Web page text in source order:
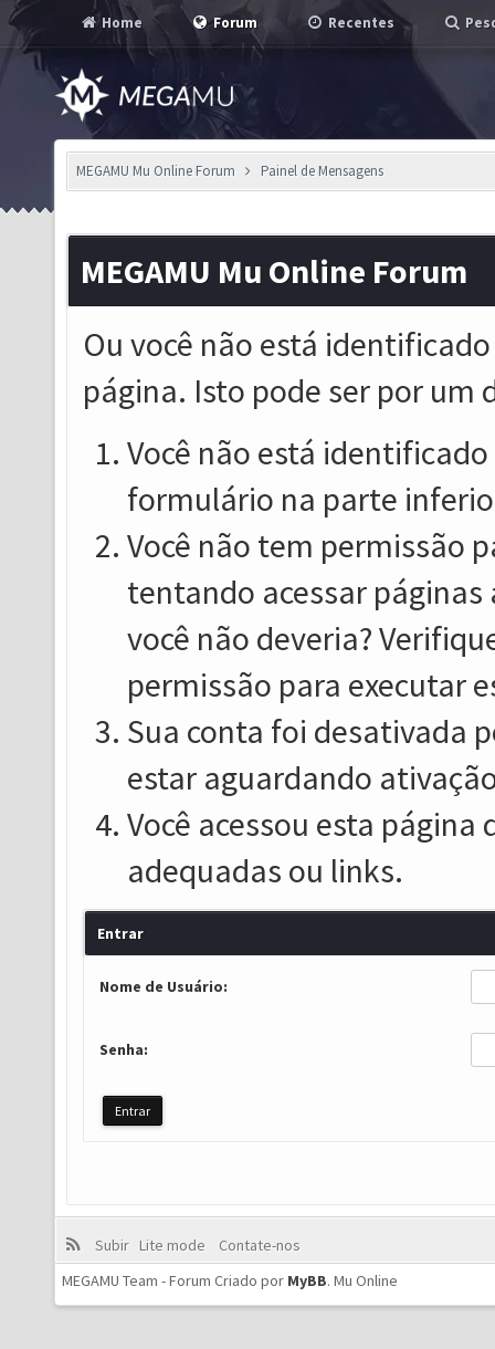
Home Forum Recentes
MEGAMU Mu Online Forum Painel de Mensagens
MEGAMU Mu Online Forum
Ou você não está
página. Isto pode ser por um
Você não está
formulário na parte
Você não tem permissão
tentando acessar
você não deveria?
permissão para executar
Sua conta foi desativada
estar aguardando
Você acessou esta
adequadas ou links.
Entrar
Nome de Usuário:
Senha:
Subir Lite mode
Contate-nos
MEGAMU Team - Forum Criado por MyBB. Mu Online